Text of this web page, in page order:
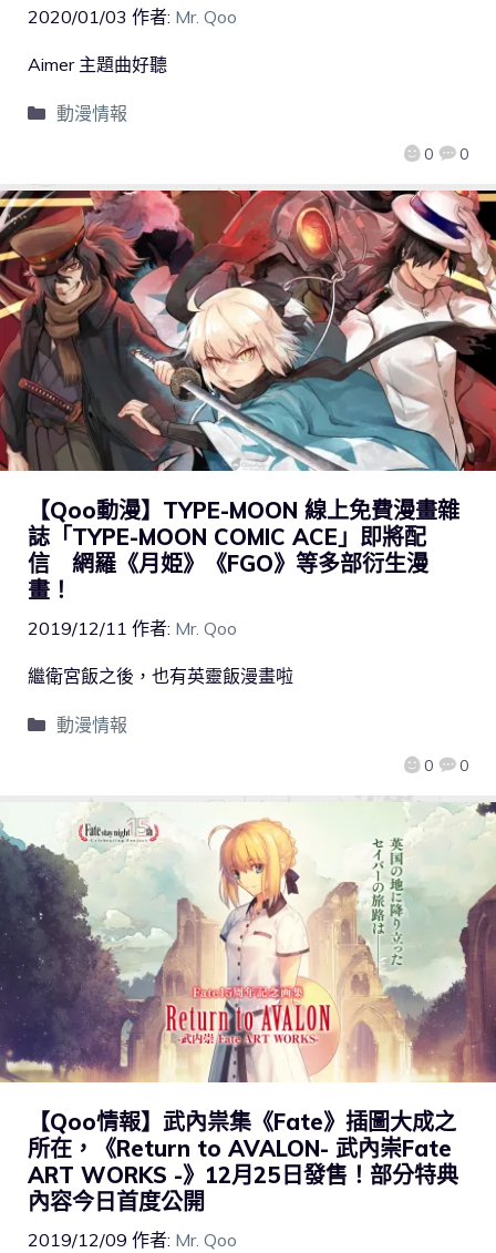
2020/01/03 作者: Mr. Qoo
0 0
Aimer 主題曲好聽
動漫情報
【Qoo動漫】TYPE-MOON 線上免費漫畫雜
誌「TYPE-MOON COMIC ACE」即將配
信 網羅《月姫》《FGO》等多部衍生漫
畫！
2019/12/11 作者: Mr. Qoo
0 0
繼衛宮飯之後，也有英靈飯漫畫啦
動漫情報
【Qoo情報】武內祟集《Fate》插圖大成之
所在，《Return to AVALON- 武內崇Fate
ART WORKS -》12月25日發售！部分特典
內容今日首度公開
2019/12/09 作者: Mr. Qoo